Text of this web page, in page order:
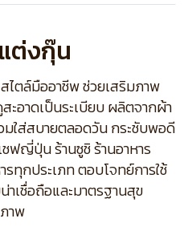
ต่งกุ๊น
ตล์มืออาชีพ ช่วยเสริมภาพ
ะอาดเป็นระเบียบ ผลิตจากผ้า
ใส่สบายตลอดวัน กระชับพอดี
ชฟญี่ปุ่น ร้านซูชิ ร้านอาหาร
รทุกประเภท ตอบโจทย์การใช้
เชื่อถือและมาตรฐานสุข
าพ